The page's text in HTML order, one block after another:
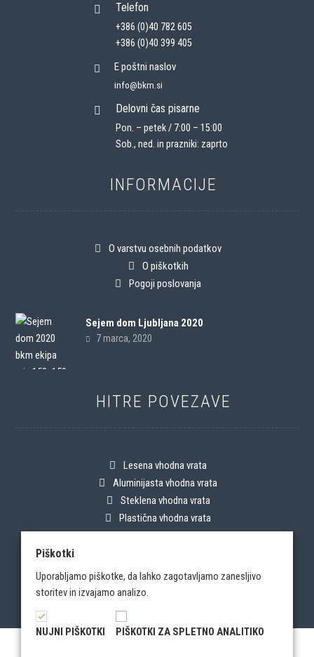
Telefon
+386 (0)40 782 605
+386 (0)40 399 405
E poštni naslov
info@bkm.si
Delovni čas pisarne
Pon. – petek / 7:00 – 15:00
Sob., ned. in prazniki: zaprto
INFORMACIJE
O varstvu osebnih podatkov
O piškotkih
Pogoji poslovanja
Sejem dom Ljubljana 2020
7 marca, 2020
HITRE POVEZAVE
Lesena vhodna vrata
Aluminijasta vhodna vrata
Steklena vhodna vrata
Plastična vhodna vrata
Alu okna
Alu-Pvc okna
Avtomatska drsna vrata
Piškotki
Uporabljamo piškotke, da lahko zagotavljamo zanesljivo
storitev in izvajamo analizo.
NUJNI PIŠKOTKI PIŠKOTKI ZA SPLETNO ANALITIKO